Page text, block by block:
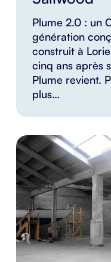
Plume 2.0 : un
génération
construit à
cinq ans après
Plume revient.
plus…